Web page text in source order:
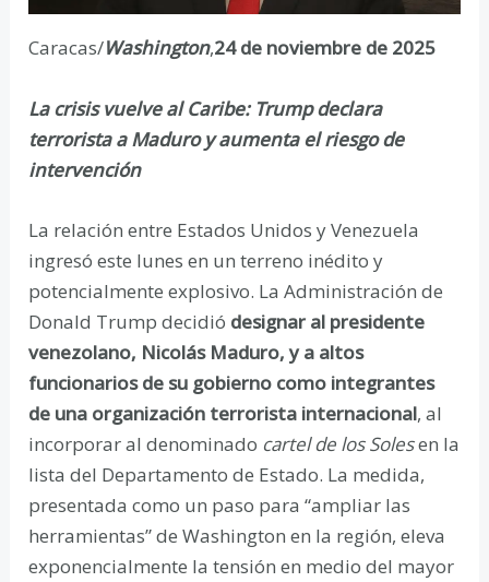
Caracas/Washington,24 de noviembre de 2025
La crisis vuelve al Caribe: Trump declara
terrorista a Maduro y aumenta el riesgo de
intervención
La relación entre Estados Unidos y Venezuela
ingresó este lunes en un terreno inédito y
potencialmente explosivo. La Administración de
Donald Trump decidió designar al presidente
venezolano, Nicolás Maduro, y a altos
funcionarios de su gobierno como integrantes
de una organización terrorista internacional, al
incorporar al denominado cartel de los Solesen la
lista del Departamento de Estado. La medida,
presentada como un paso para “ampliar las
herramientas” de Washington en la región, eleva
exponencialmente la tensión en medio del mayor